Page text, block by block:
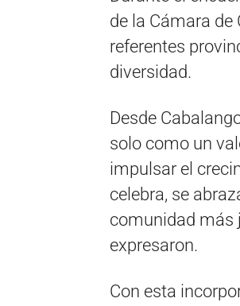
de la Cámara de
referentes
diversidad.
Desde
solo como un
impulsar el
celebra, se
comunidad más
expresaron.
Con esta